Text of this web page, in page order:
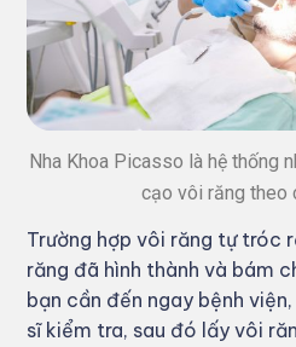
Nha Khoa Picasso là hệ thống
cạo vôi răng theo
Trường hợp vôi răng tự tróc
răng đã hình thành và bám
bạn cần đến ngay bệnh
sĩ kiểm tra, sau đó lấy vôi